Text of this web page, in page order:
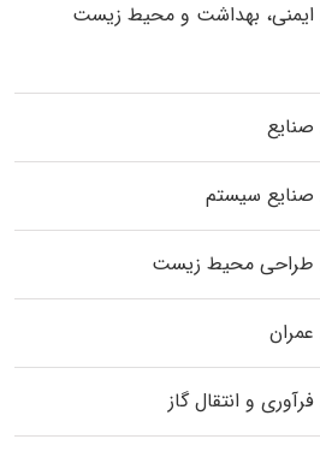
ایمنی، بهداشت و محیط زیست
صنایع سیستم
طراحی محیط زیست
و انتقال گاز